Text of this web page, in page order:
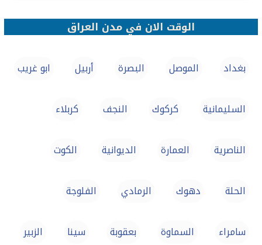
الوقت الان في مدن العراق
بغداد الموصل‏ البصرة‏ أربيل ابو غريب
السليمانية كركوك‏ النجف كربلاء‏
الناصرية العمارة الديوانية الكوت
الحلة دهوك الرمادي الفلوجة
سامراء‏ السماوة بعقوبة سينا الزبير